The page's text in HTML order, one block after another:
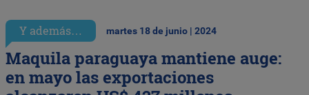
Y además… martes 18 de junio | 2024
Maquila paraguaya mantiene auge:
en mayo las exportaciones